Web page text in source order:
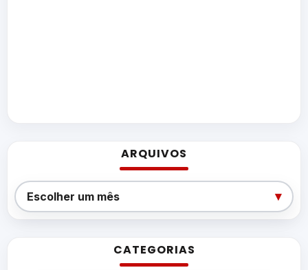
ARQUIVOS
Arquivos
Escolher um mês ▾
CATEGORIAS